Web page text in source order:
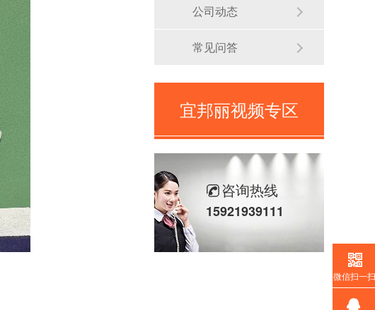
公司动态
常见问答
宜邦丽视频专区
咨询热线
15921939111
微信扫一扫